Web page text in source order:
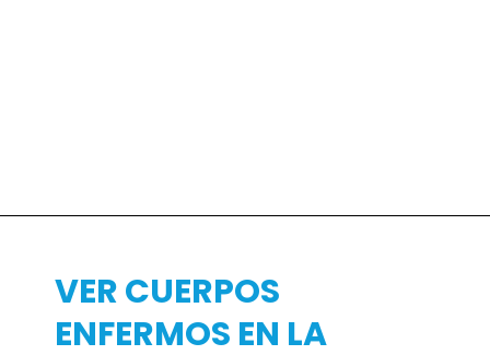
VER CUERPOS
ENFERMOS EN LA